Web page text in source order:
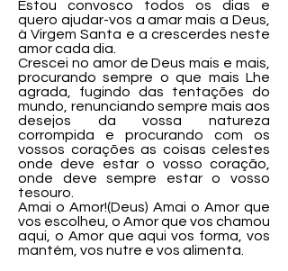
Estou convosco todos os dias e
quero ajudar-vos a amar mais a Deus,
à Virgem Santa e a crescerdes neste
amor cada dia.
Crescei no amor de Deus mais e mais,
procurando sempre o que mais Lhe
agrada, fugindo das tentações do
mundo, renunciando sempre mais aos
desejos da vossa natureza
corrompida e procurando com os
vossos corações as coisas celestes
onde deve estar o vosso coração,
onde deve sempre estar o vosso
tesouro.
Amai o Amor!(Deus) Amai o Amor que
vos escolheu, o Amor que vos chamou
aqui, o Amor que aqui vos forma, vos
mantém, vos nutre e vos alimenta.